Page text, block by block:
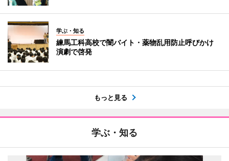
学ぶ・知る
練馬工科高校で闇バイト・薬物乱用防止呼びかけ
演劇で啓発
もっと見る
学ぶ・知る